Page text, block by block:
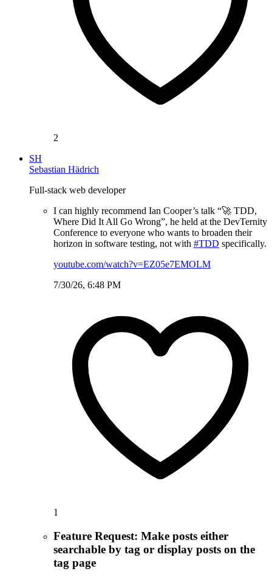
2
SH
Sebastian Hädrich
Full-stack web developer
I can highly recommend Ian Cooper’s talk “🚀 TDD,
Where Did It All Go Wrong”, he held at the DevTernity
Conference to everyone who wants to broaden their
horizon in software testing, not with #TDD specifically.
youtube.com/watch?v=EZ05e7EMOLM
7/30/26, 6:48 PM
1
Feature Request: Make posts either
searchable by tag or display posts on the
tag page